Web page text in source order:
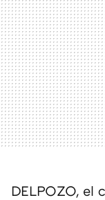
DELPOZO, el